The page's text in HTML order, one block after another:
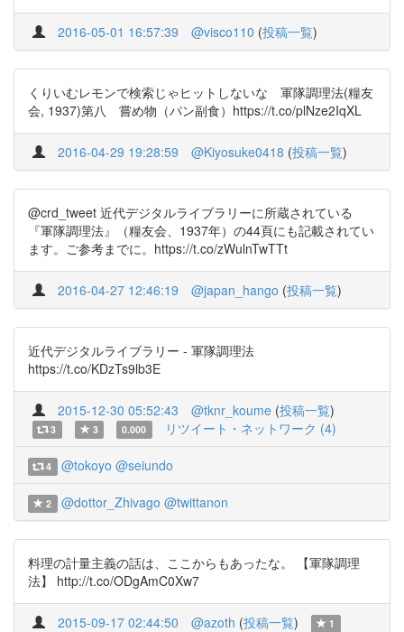
2016-05-01 16:57:39 @visco110 (投稿一覧)
くりいむレモンで検索じゃヒットしないな 軍隊調理法(糧友
会, 1937)第八 嘗め物（パン副食）https://t.co/plNze2IqXL
2016-04-29 19:28:59 @Kiyosuke0418 (投稿一覧)
@crd_tweet 近代デジタルライブラリーに所蔵されている
『軍隊調理法』（糧友会、1937年）の44頁にも記載されてい
ます。ご参考までに。https://t.co/zWulnTwTTt
2016-04-27 12:46:19 @japan_hango (投稿一覧)
近代デジタルライブラリー - 軍隊調理法
https://t.co/KDzTs9lb3E
2015-12-30 05:52:43 @tknr_koume (投稿一覧)
3 3 0.000 リツイート・ネットワーク (4)
4 @tokoyo @seiundo
2 @dottor_Zhivago @twittanon
料理の計量主義の話は、ここからもあったな。 【軍隊調理
法】 http://t.co/ODgAmC0Xw7
2015-09-17 02:44:50 @azoth (投稿一覧) 1